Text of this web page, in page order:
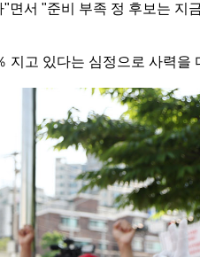
서 "준비 부족 정 후보는 지
고 있다는 심정으로 사력을